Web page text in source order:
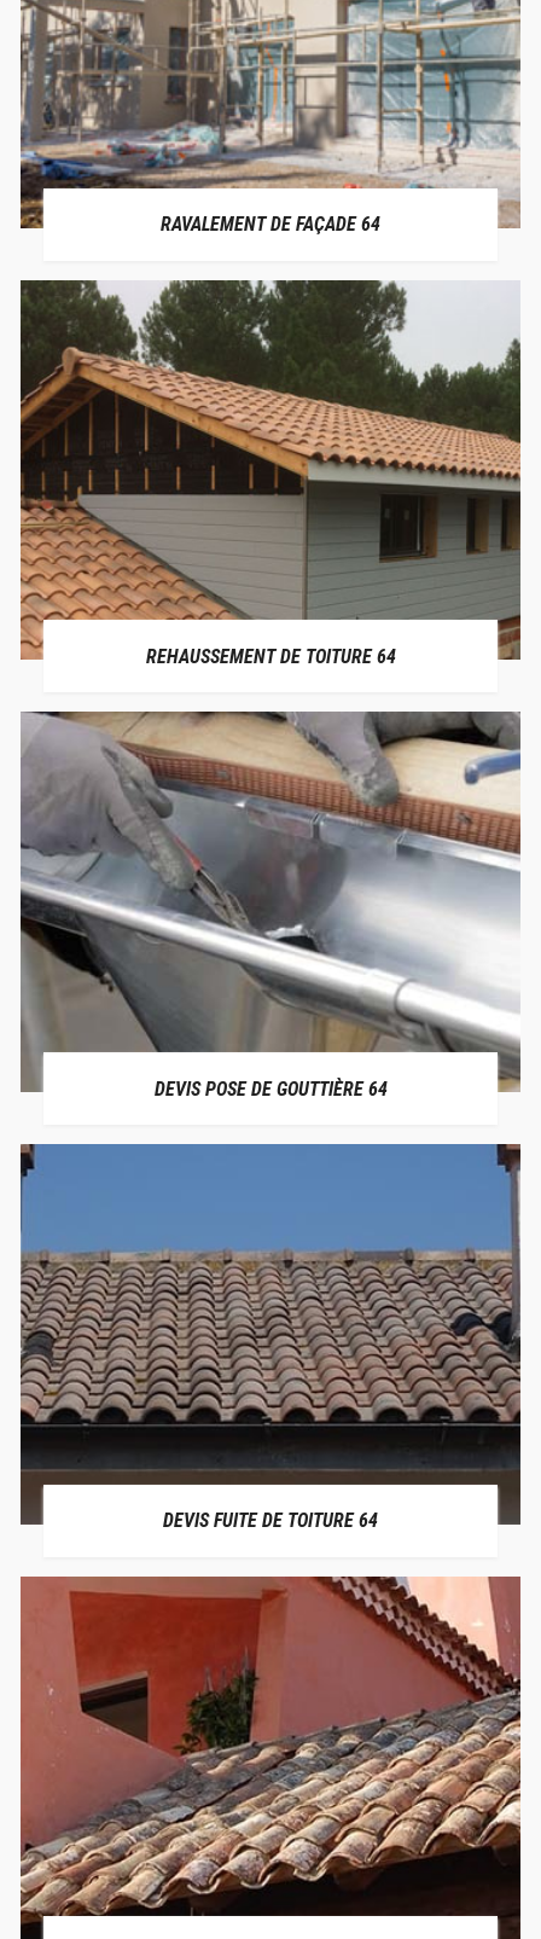
RAVALEMENT DE FAÇADE 64
REHAUSSEMENT DE TOITURE 64
DEVIS POSE DE GOUTTIÈRE 64
DEVIS FUITE DE TOITURE 64